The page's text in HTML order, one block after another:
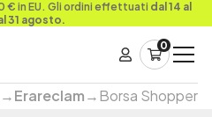
in EU. Gli ordini effettuati dal 14 al
31 agosto.
0
→Erareclam→Borsa Shopper